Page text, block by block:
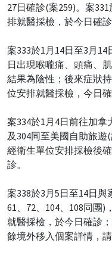
27日確診(案259)。案
排就醫採檢，於今日確
案333於1月14日至3月
日出現喉嚨痛、頭痛、
結果為陰性；後來症狀
位安排就醫採檢，今日確
案334於1月4日前往加拿
及304同至美國自助旅遊
經衛生單位安排採檢後
診。
案338於3月5日至14日
61、72、104、108同團)
就醫採檢，於今日確診
餘境外移入個案詳情，